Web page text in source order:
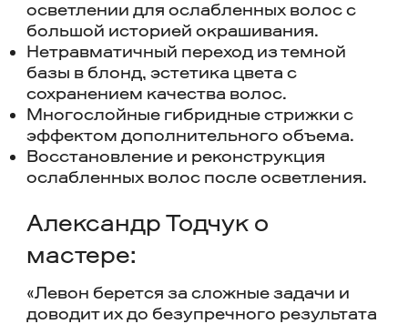
осветлении для ослабленных волос с
большой историей окрашивания.
Нетравматичный переход из темной
базы в блонд, эстетика цвета с
сохранением качества волос.
Многослойные гибридные стрижки с
эффектом дополнительного объема.
Восстановление и реконструкция
ослабленных волос после осветления.
Александр Тодчук о
мастере:
«Левон берется за сложные задачи и
доводит их до безупречного результата